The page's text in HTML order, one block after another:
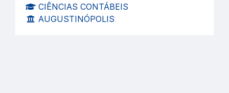
CIÊNCIAS CONTÁBEIS
AUGUSTINÓPOLIS